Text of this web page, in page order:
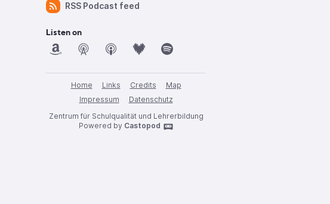
RSS Podcast feed
Listen on
Home Links Credits
Map
Impressum
Datenschutz
Zentrum für Schulqualität und Lehrerbildung
Powered by Castopod